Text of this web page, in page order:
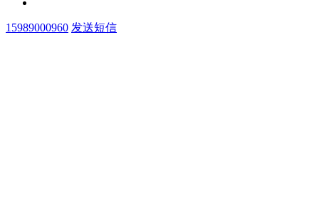
15989000960 发送短信